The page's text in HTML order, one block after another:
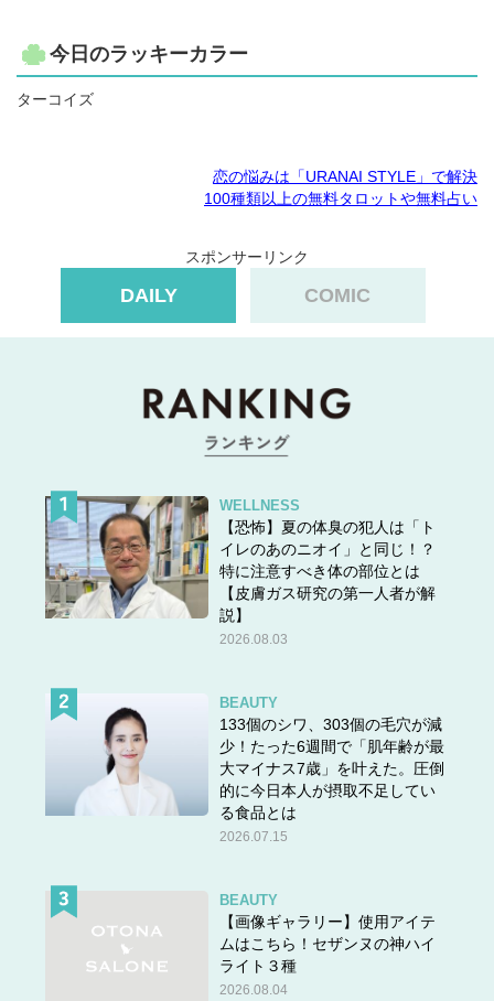
今日のラッキーカラー
ターコイズ
恋の悩みは「URANAI STYLE」で解決
100種類以上の無料タロットや無料占い
スポンサーリンク
DAILY COMIC
WELLNESS
【恐怖】夏の体臭の犯人は「ト
イレのあのニオイ」と同じ！？
特に注意すべき体の部位とは
【皮膚ガス研究の第一人者が解
説】
2026.08.03
BEAUTY
133個のシワ、303個の毛穴が減
少！たった6週間で「肌年齢が最
大マイナス7歳」を叶えた。圧倒
的に今日本人が摂取不足してい
る食品とは
2026.07.15
BEAUTY
【画像ギャラリー】使用アイテ
ムはこちら！セザンヌの神ハイ
ライト３種
2026.08.04